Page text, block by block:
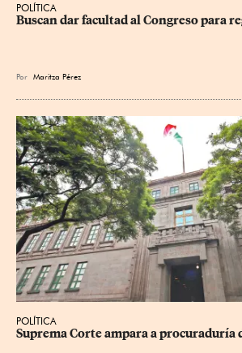
POLÍTICA
Buscan dar facultad al Congreso para
Por Maritza Pérez
POLÍTICA
Suprema Corte ampara a procuraduría